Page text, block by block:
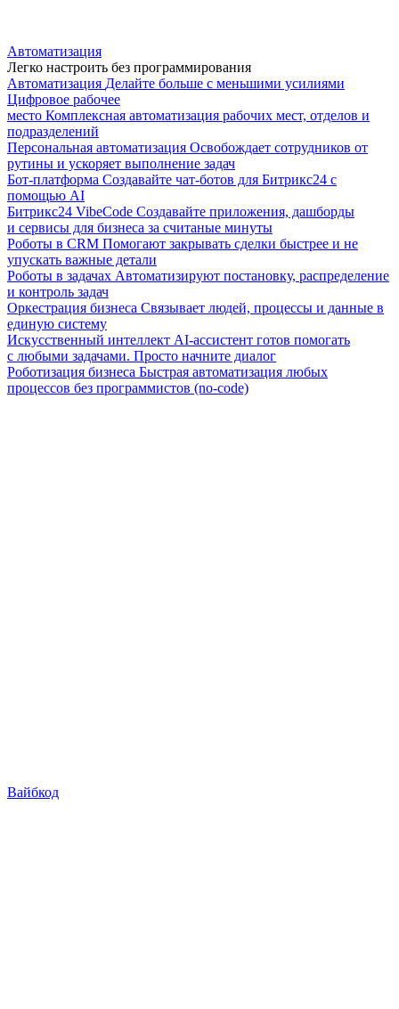
Автоматизация
Легко настроить без программирования
Автоматизация Делайте больше с меньшими усилиями
Цифровое рабочее
место Комплексная автоматизация рабочих мест, отделов и
подразделений
Персональная автоматизация Освобождает сотрудников от
рутины и ускоряет выполнение задач
Бот-платформа Создавайте чат-ботов для Битрикс24 с
помощью AI
Битрикс24 VibeCode Создавайте приложения, дашборды
и сервисы для бизнеса за считаные минуты
Роботы в CRM Помогают закрывать сделки быстрее и не
упускать важные детали
Роботы в задачах Автоматизируют постановку, распределение
и контроль задач
Оркестрация бизнеса Связывает людей, процессы и данные в
единую систему
Искусственный интеллект AI-ассистент готов помогать
с любыми задачами. Просто начните диалог
Роботизация бизнеса Быстрая автоматизация любых
процессов без программистов (no-code)
Вайбкод